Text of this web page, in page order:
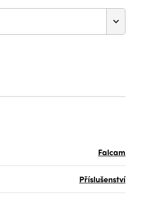
Falcam
Příslušenství